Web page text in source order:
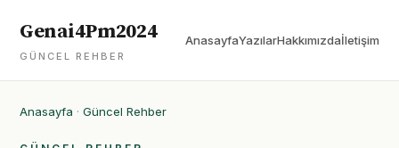
Genai4Pm2024
GÜNCEL REHBER
AnasayfaYazılarHakkımızdaİletişim
Anasayfa · Güncel Rehber